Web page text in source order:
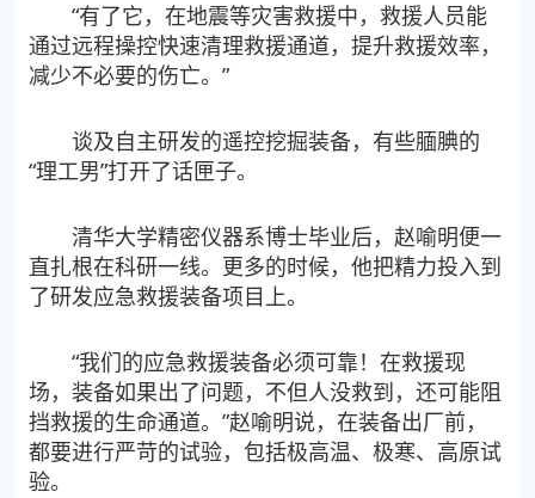
“有了它，在地震等灾害救援中，救援人员能
通过远程操控快速清理救援通道，提升救援效率，
减少不必要的伤亡。”
谈及自主研发的遥控挖掘装备，有些腼腆的
“理工男”打开了话匣子。
清华大学精密仪器系博士毕业后，赵喻明便一
直扎根在科研一线。更多的时候，他把精力投入到
了研发应急救援装备项目上。
“我们的应急救援装备必须可靠！在救援现
场，装备如果出了问题，不但人没救到，还可能阻
挡救援的生命通道。”赵喻明说，在装备出厂前，
都要进行严苛的试验，包括极高温、极寒、高原试
验。